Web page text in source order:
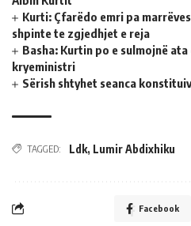
Kurti: Çfarëdo emri pa
shpinte te zgjedhjet e reja
Basha: Kurtin po e sulmojnë
kryeministri
Sërish shtyhet seanca
TAGGED: Ldk, Lumir Abdixhiku
Facebook